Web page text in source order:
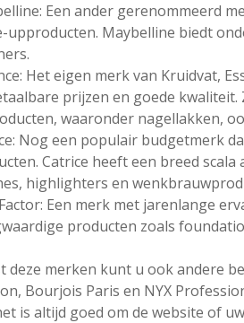
Een ander gerenommeerd
upproducten. Maybelline biedt
Het eigen merk van Kruidvat,
prijzen en goede
waaronder nagellakken,
Nog een populair budgetmerk
Catrice heeft een breed
highlighters en
Een merk met jarenlange
producten zoals
deze merken kunt u ook andere
Bourjois Paris en NYX
is altijd goed om de website of